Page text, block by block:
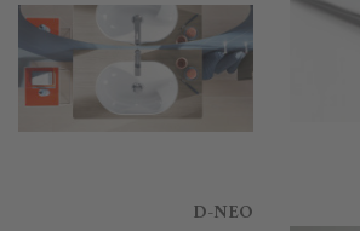
D-NEO